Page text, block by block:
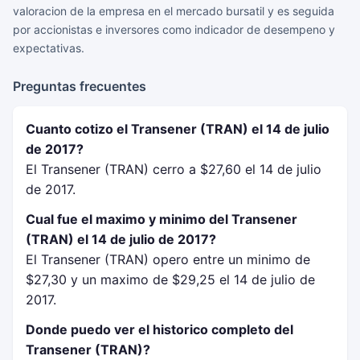
valoracion de la empresa en el mercado bursatil y es seguida
por accionistas e inversores como indicador de desempeno y
expectativas.
Preguntas frecuentes
Cuanto cotizo el Transener (TRAN) el 14 de julio
de 2017?
El Transener (TRAN) cerro a $27,60 el 14 de julio
de 2017.
Cual fue el maximo y minimo del Transener
(TRAN) el 14 de julio de 2017?
El Transener (TRAN) opero entre un minimo de
$27,30 y un maximo de $29,25 el 14 de julio de
2017.
Donde puedo ver el historico completo del
Transener (TRAN)?